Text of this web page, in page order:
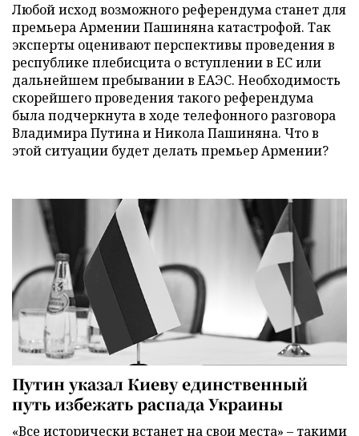
Любой исход возможного референдума станет для
премьера Армении Пашиняна катастрофой. Так
эксперты оценивают перспективы проведения в
республике плебисцита о вступлении в ЕС или
дальнейшем пребывании в ЕАЭС. Необходимость
скорейшего проведения такого референдума
была подчеркнута в ходе телефонного разговора
Владимира Путина и Никола Пашиняна. Что в
этой ситуации будет делать премьер Армении?
Путин указал Киеву единственный
путь избежать распада Украины
«Все исторически встанет на свои места» – такими